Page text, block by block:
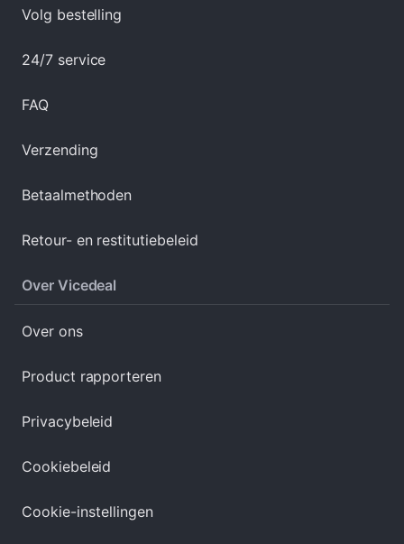
Volg bestelling
24/7 service
FAQ
Verzending
Betaalmethoden
Retour- en restitutiebeleid
Over Vicedeal
Over ons
Product rapporteren
Privacybeleid
Cookiebeleid
Cookie-instellingen